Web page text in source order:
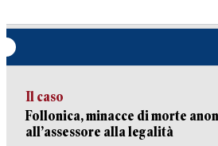
Il caso
Follonica, minacce di morte
all’assessore alla legalità